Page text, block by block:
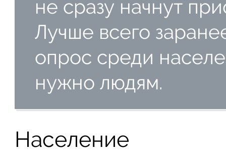
не сразу начнут
Лучше всего
опрос среди
нужно людям.
Население